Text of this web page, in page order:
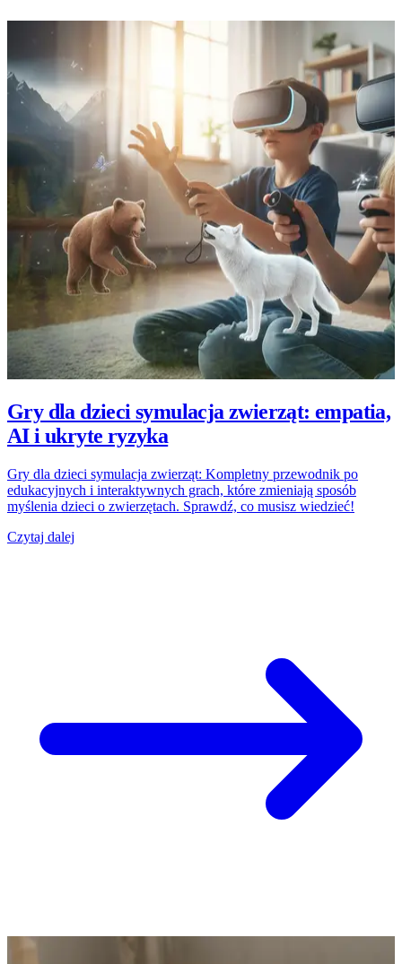
Gry dla dzieci symulacja zwierząt: empatia,
AI i ukryte ryzyka
Gry dla dzieci symulacja zwierząt: Kompletny przewodnik po
edukacyjnych i interaktywnych grach, które zmieniają sposób
myślenia dzieci o zwierzętach. Sprawdź, co musisz wiedzieć!
Czytaj dalej